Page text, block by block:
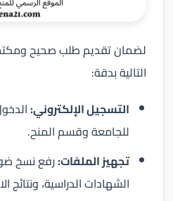
لضمان تقديم طلب صحيح
التالية بدقة:
التسجيل الإلكتروني:
للجامعة وقسم المنح.
تجهيز الملفات:رفع نسخ
الشهادات الدراسية، ونتائج